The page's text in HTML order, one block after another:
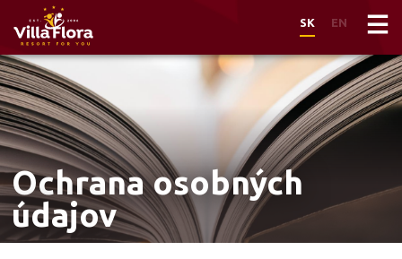
Skočiť
na
hlavný
obsah
SK EN
Ochrana osobných
údajov